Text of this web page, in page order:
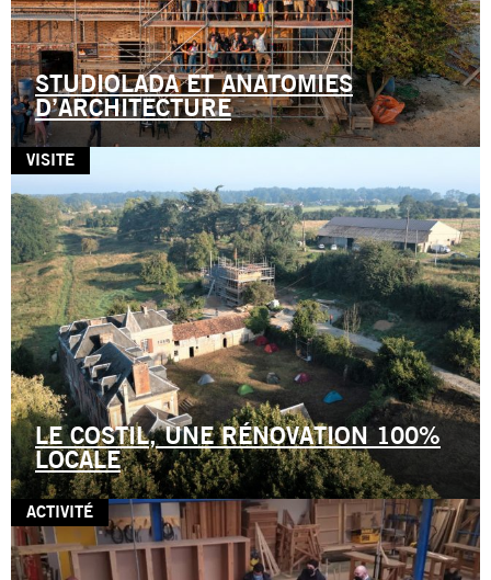
STUDIOLADA ET ANATOMIES
D’ARCHITECTURE
VISITE
LE COSTIL, UNE RÉNOVATION 100%
LOCALE
ACTIVITÉ